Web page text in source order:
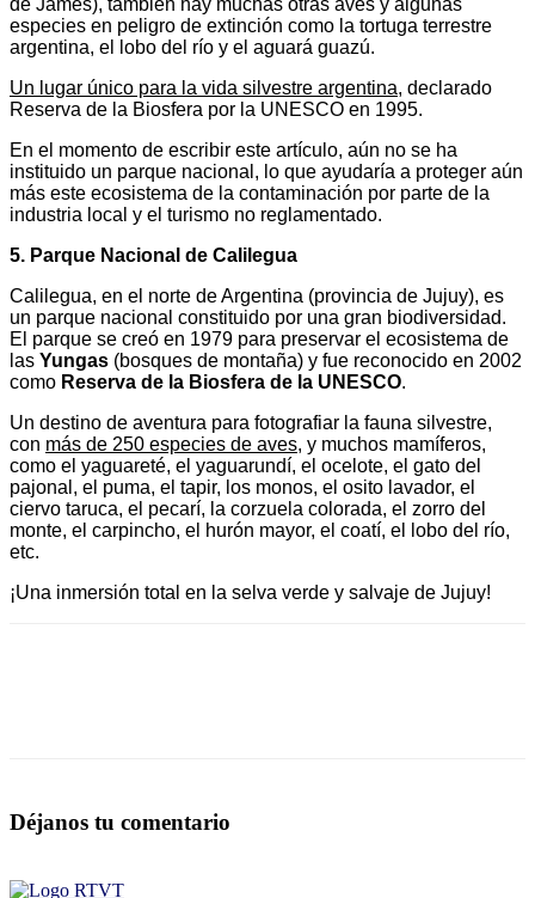
especies en peligro de extinción como la tortuga terrestre
argentina, el lobo del río y el aguará guazú.
Un lugar único para la vida silvestre argentina, declarado
Reserva de la Biosfera por la UNESCO en 1995.
En el momento de escribir este artículo, aún no se ha
instituido un parque nacional, lo que ayudaría a proteger aún
más este ecosistema de la contaminación por parte de la
industria local y el turismo no reglamentado.
5. Parque Nacional de Calilegua
Calilegua, en el norte de Argentina (provincia de Jujuy), es
un parque nacional constituido por una gran biodiversidad.
El parque se creó en 1979 para preservar el ecosistema de
las Yungas (bosques de montaña) y fue reconocido en 2002
como Reserva de la Biosfera de la UNESCO.
Un destino de aventura para fotografiar la fauna silvestre,
con más de 250 especies de aves, y muchos mamíferos,
como el yaguareté, el yaguarundí, el ocelote, el gato del
pajonal, el puma, el tapir, los monos, el osito lavador, el
ciervo taruca, el pecarí, la corzuela colorada, el zorro del
monte, el carpincho, el hurón mayor, el coatí, el lobo del río,
etc.
¡Una inmersión total en la selva verde y salvaje de Jujuy!
Déjanos tu comentario